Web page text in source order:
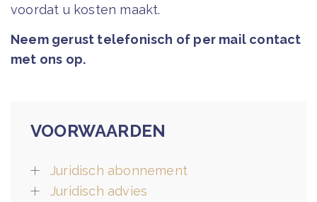
voordat u kosten maakt.
Neem gerust telefonisch of per mail contact
met ons op.
VOORWAARDEN
Juridisch abonnement
Juridisch advies